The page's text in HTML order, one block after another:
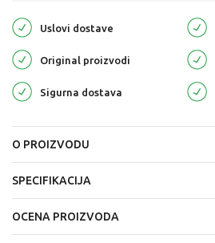
Uslovi dostave
Original proizvodi
Sigurna dostava
O PROIZVODU
SPECIFIKACIJA
OCENA PROIZVODA